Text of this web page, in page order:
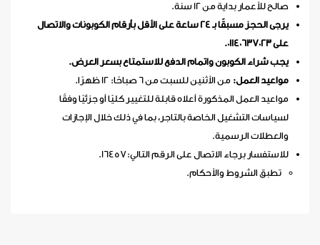
صالح للأعمار بداية من 12 سنة.
يرجى الحجز مسبقًا بـ 24 ساعة على الأقل بأرقام الكوبونات والاتصال
على 01140637023.
يجب شراء الكوبون واتمام الدفع للاستمتاع بسعر العرض.
مواعيد العمل: من الأثنين للسبت من 6 صباحًا: 12 ظهرًا.
مواعيد العمل المذكورة أعلاه قابلة للتغيير كليًا أو جزئيًا وفقًا
لسياسات التشغيل الخاصة بالتاجر، بما في ذلك خلال الإجازات
والعطلات الرسمية.
للاستفسار برجاء الاتصال على الرقم التالي:16457.
تطبق الشروط والأحكام.